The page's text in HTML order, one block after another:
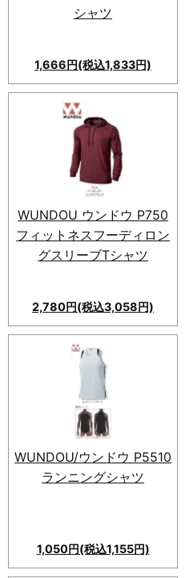
シャツ
1,666円(税込1,833円)
WUNDOU ウンドウ P750
フィットネスフーディロン
グスリーブTシャツ
2,780円(税込3,058円)
WUNDOU/ウンドウ P5510
ランニングシャツ
1,050円(税込1,155円)